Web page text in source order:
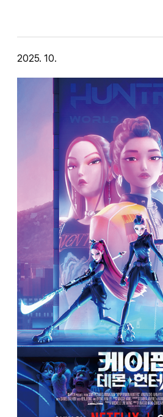
2025. 10.